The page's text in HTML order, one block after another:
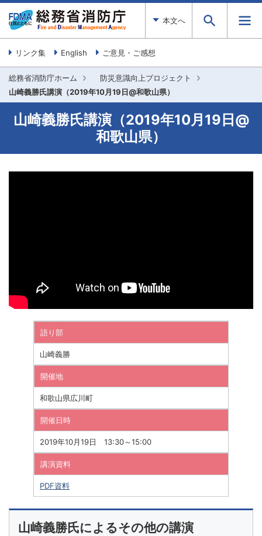
本文へ
リンク集 English ご意見・ご感想
総務省消防庁ホーム
防災意識向上プロジェクト
山崎義勝氏講演（2019年10月19日@和歌山県）
山崎義勝氏講演（2019年10月19日@
和歌山県）
語り部
山崎義勝
開催地
和歌山県広川町
開催日時
2019年10月19日 13:30～15:00
講演資料
PDF資料
山崎義勝氏によるその他の講演